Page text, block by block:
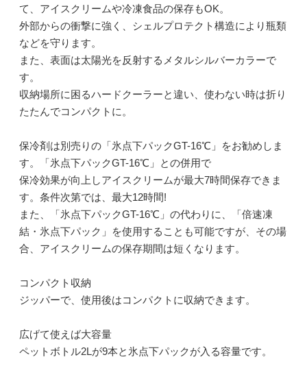
て、アイスクリームや冷凍食品の保存もOK。
外部からの衝撃に強く、シェルプロテクト構造により瓶類
などを守ります。
また、表面は太陽光を反射するメタルシルバーカラーで
す。
収納場所に困るハードクーラーと違い、使わない時は折り
たたんでコンパクトに。
保冷剤は別売りの「氷点下パックGT-16℃」をお勧めしま
す。「氷点下パックGT-16℃」との併用で
保冷効果が向上しアイスクリームが最大7時間保存できま
す。条件次第では、最大12時間!
また、「氷点下パックGT-16℃」の代わりに、「倍速凍
結・氷点下パック」を使用することも可能ですが、その場
合、アイスクリームの保存期間は短くなります。
コンパクト収納
ジッパーで、使用後はコンパクトに収納できます。
広げて使えば大容量
ペットボトル2Lが9本と氷点下パックが入る容量です。